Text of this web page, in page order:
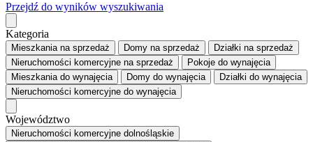
Przejdź do wyników wyszukiwania
Kategoria
Mieszkaniana sprzedaż Domy na sprzedaż Działki na sprzedaż
Nieruchomości komercyjne na sprzedaż Pokoje do wynajęcia
Mieszkaniado wynajęcia Domy do wynajęcia Działki do wynajęcia
Nieruchomości komercyjne do wynajęcia
Województwo
Nieruchomości komercyjne dolnośląskie